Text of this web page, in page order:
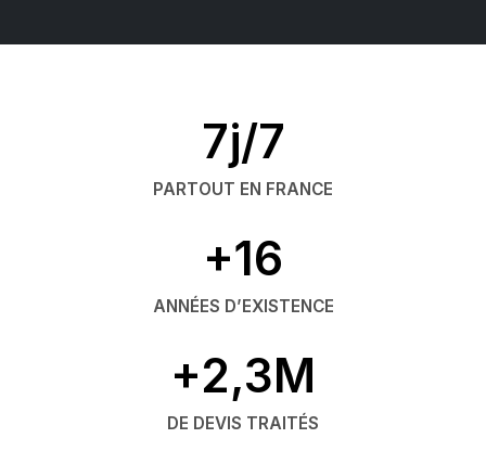
7j/7
PARTOUT EN FRANCE
+16
ANNÉES D’EXISTENCE
+2,3M
DE DEVIS TRAITÉS